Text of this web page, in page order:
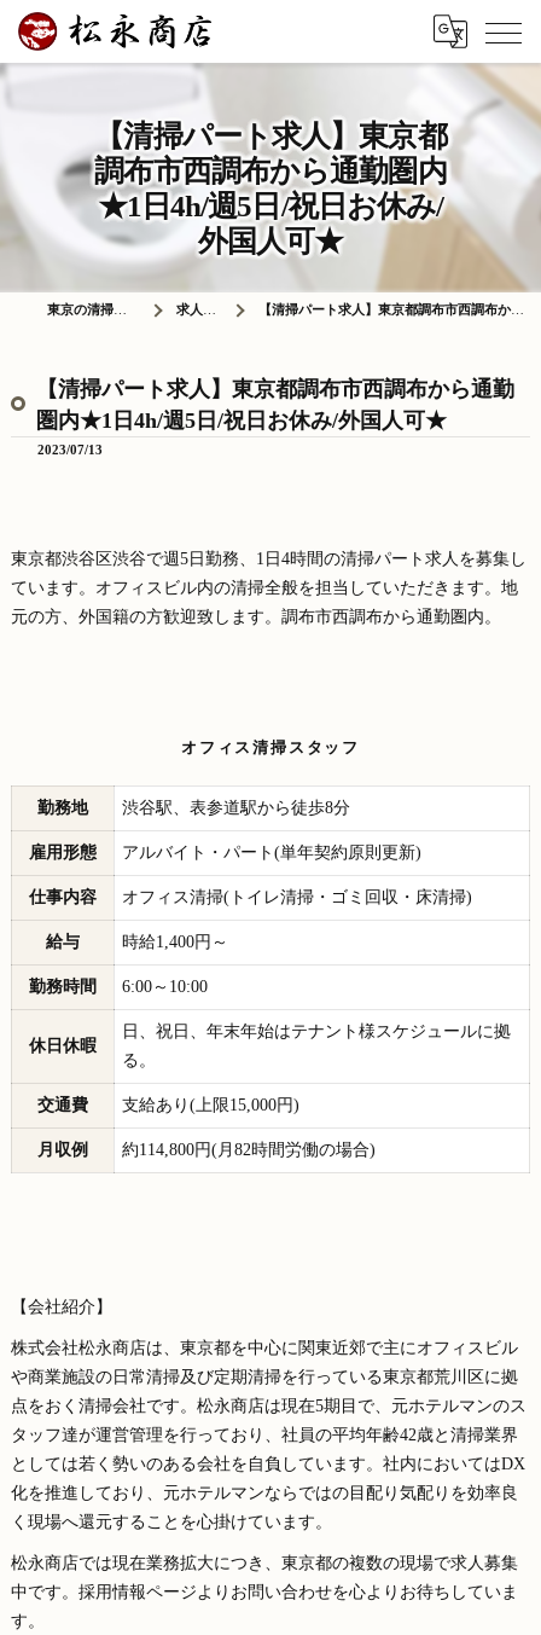
【清掃パート求人】東京都
調布市西調布から通勤圏内
★1日4h/週5日/祝日お休み/
外国人可★
東京の清掃は株式会社松永商店 求人情報ブログ 【清掃パート求人】東京都調布市西調布から通勤圏内★1日4h/週5日/祝日お休み/外国人可★
【清掃パート求人】東京都調布市西調布から通勤
圏内★1日4h/週5日/祝日お休み/外国人可★
2023/07/13
東京都渋谷区渋谷で週5日勤務、1日4時間の清掃パート求人を募集し
ています。オフィスビル内の清掃全般を担当していただきます。地
元の方、外国籍の方歓迎致します。調布市西調布から通勤圏内。
オフィス清掃スタッフ
勤務地 渋谷駅、表参道駅から徒歩8分
雇用形態 アルバイト・パート(単年契約原則更新)
仕事内容 オフィス清掃(トイレ清掃・ゴミ回収・床清掃)
給与 時給1,400円～
勤務時間 6:00～10:00
休日休暇
日、祝日、年末年始はテナント様スケジュールに拠
る。
交通費 支給あり(上限15,000円)
月収例 約114,800円(月82時間労働の場合)
【会社紹介】
株式会社松永商店は、東京都を中心に関東近郊で主にオフィスビル
や商業施設の日常清掃及び定期清掃を行っている東京都荒川区に拠
点をおく清掃会社です。松永商店は現在5期目で、元ホテルマンのス
タッフ達が運営管理を行っており、社員の平均年齢42歳と清掃業界
としては若く勢いのある会社を自負しています。社内においてはDX
化を推進しており、元ホテルマンならではの目配り気配りを効率良
く現場へ還元することを心掛けています。
松永商店では現在業務拡大につき、東京都の複数の現場で求人募集
中です。採用情報ページよりお問い合わせを心よりお待ちしていま
す。